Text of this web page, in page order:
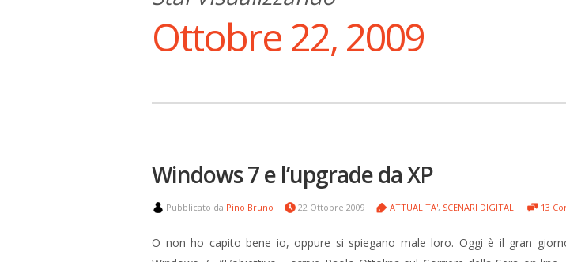
Ottobre 22, 2009
Windows 7 e l’upgrade da XP
Pubblicato da Pino Bruno 22 Ottobre 2009 ATTUALITA', SCENARI DIGITALI 13
O non ho capito bene io, oppure si spiegano male loro. Oggi è il gran